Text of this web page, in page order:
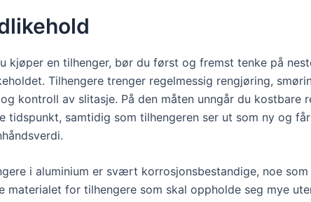
kjøper en tilhenger, bør du først og fremst tenke på
Tilhengere trenger regelmessig rengjøring,
kontroll av slitasje. På den måten unngår du kostbare
tidspunkt, samtidig som tilhengeren ser ut som ny og
i aluminium er svært korrosjonsbestandige, noe
materialet for tilhengere som skal oppholde seg mye